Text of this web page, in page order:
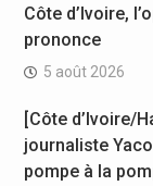
Côte d’Ivoire,
prononce
5 août 2026
[Côte d’Ivoire/
journaliste
pompe à la